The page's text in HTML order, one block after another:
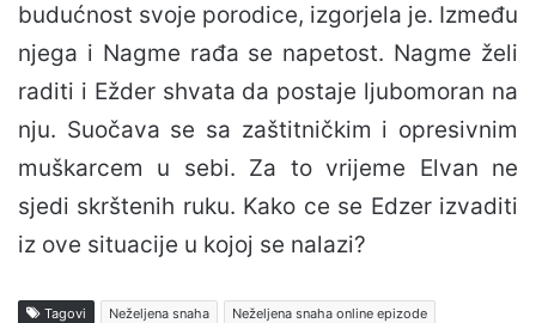
budućnost svoje porodice, izgorjela je. Između
njega i Nagme rađa se napetost. Nagme želi
raditi i Ežder shvata da postaje ljubomoran na
nju. Suočava se sa zaštitničkim i opresivnim
muškarcem u sebi. Za to vrijeme Elvan ne
sjedi skrštenih ruku. Kako ce se Edzer izvaditi
iz ove situacije u kojoj se nalazi?
Tagovi Neželjena snaha
Neželjena snaha online epizode